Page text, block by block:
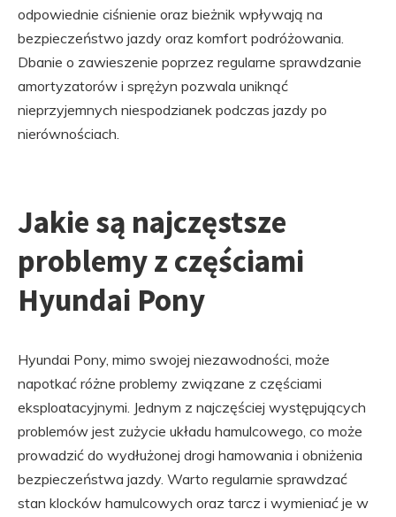
odpowiednie ciśnienie oraz bieżnik wpływają na
bezpieczeństwo jazdy oraz komfort podróżowania.
Dbanie o zawieszenie poprzez regularne sprawdzanie
amortyzatorów i sprężyn pozwala uniknąć
nieprzyjemnych niespodzianek podczas jazdy po
nierównościach.
Jakie są najczęstsze
problemy z częściami
Hyundai Pony
Hyundai Pony, mimo swojej niezawodności, może
napotkać różne problemy związane z częściami
eksploatacyjnymi. Jednym z najczęściej występujących
problemów jest zużycie układu hamulcowego, co może
prowadzić do wydłużonej drogi hamowania i obniżenia
bezpieczeństwa jazdy. Warto regularnie sprawdzać
stan klocków hamulcowych oraz tarcz i wymieniać je w